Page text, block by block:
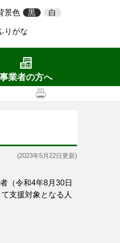
景色 黒 白
りがな
事業者の方へ
(2023年5月22日更新)
（令和4年8月30日
支援対象となる人